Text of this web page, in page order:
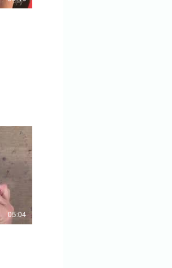
05:04